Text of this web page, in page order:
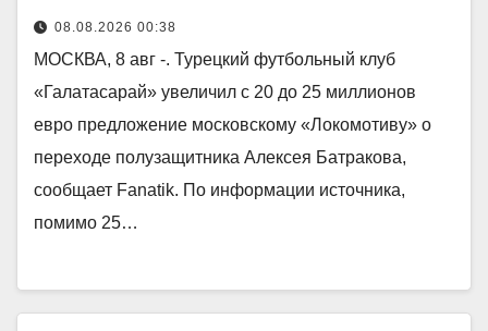
08.08.2026 00:38
МОСКВА, 8 авг -. Турецкий футбольный клуб
«Галатасарай» увеличил с 20 до 25 миллионов
евро предложение московскому «Локомотиву» о
переходе полузащитника Алексея Батракова,
сообщает Fanatik. По информации источника,
помимо 25…